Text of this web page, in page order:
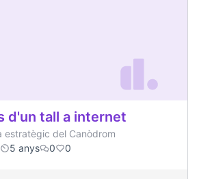
d'un tall a internet
estratègic del Canòdrom
5 anys 0 0